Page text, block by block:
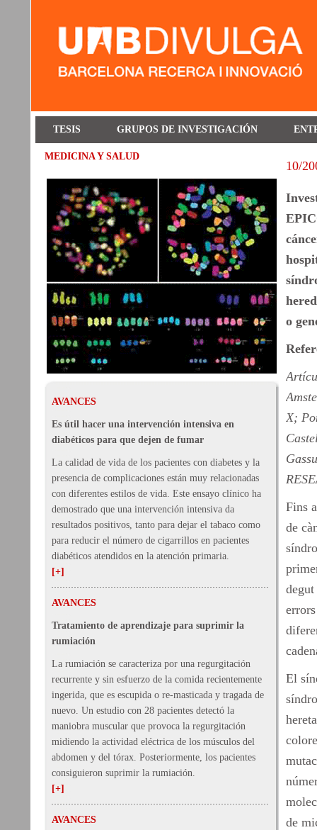
TESIS GRUPOS DE INVESTIGACIÓN
MEDICINA Y SALUD
AVANCES
Es útil hacer una intervención intensiva en
diabéticos para que dejen de fumar
La calidad de vida de los pacientes con diabetes y la
presencia de complicaciones están muy relacionadas
con diferentes estilos de vida. Este ensayo clínico ha
demostrado que una intervención intensiva da
resultados positivos, tanto para dejar el tabaco como
para reducir el número de cigarrillos en pacientes
diabéticos atendidos en la atención primaria.
[+]
AVANCES
Tratamiento de aprendizaje para suprimir la
rumiación
La rumiación se caracteriza por una regurgitación
recurrente y sin esfuerzo de la comida recientemente
ingerida, que es escupida o re-masticada y tragada de
nuevo. Un estudio con 28 pacientes detectó la
maniobra muscular que provoca la regurgitación
midiendo la actividad eléctrica de los músculos del
abdomen y del tórax. Posteriormente, los pacientes
consiguieron suprimir la rumiación.
[+]
AVANCES
10/
o
X;
Fins
de
El
de